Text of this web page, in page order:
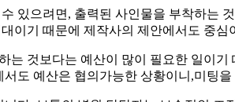
있으려면, 출력된 사인물을 부착하는
이기 때문에 제작사의 제안에서도 중
는 것보다는 예산이 많이 필요한 일이
도 예산은 협의가능한 상황이니,미팅